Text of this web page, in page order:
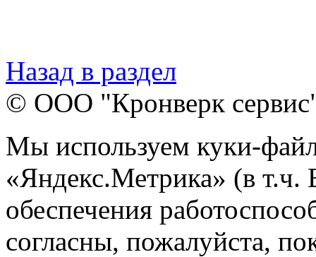
Назад в раздел
© ООО "Кронверк
Мы используем куки-
«Яндекс.Метрика» (в т.ч.
обеспечения
согласны, пожалуйста,